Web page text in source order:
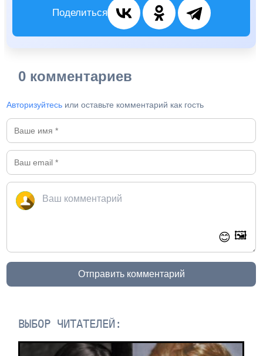
Поделиться
0 комментариев
Авторизуйтесь или оставьте комментарий как гость
😊 🖼️
Отправить комментарий
ВЫБОР ЧИТАТЕЛЕЙ: